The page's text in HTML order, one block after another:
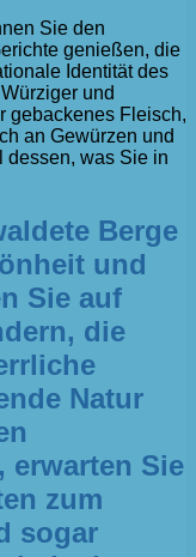
Sie den
genießen, die
Identität des
und
gebackenes Fleisch,
an Gewürzen und
dessen, was Sie in
Berge
und
Sie auf
die
Natur
erwarten Sie
zum
sogar